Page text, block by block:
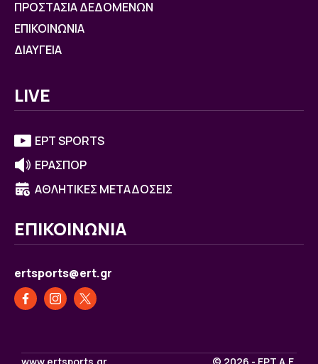
ΠΡΟΣΤΑΣΙΑ ΔΕΔΟΜΕΝΩΝ
ΕΠΙΚΟΙΝΩΝΙΑ
ΔΙΑΥΓΕΙΑ
LIVE
ΕΡΤ SPORTS
ΕΡΑΣΠΟΡ
ΑΘΛΗΤΙΚΕΣ ΜΕΤΑΔΟΣΕΙΣ
ΕΠΙΚΟΙΝΩΝΙΑ
ertsports@ert.gr